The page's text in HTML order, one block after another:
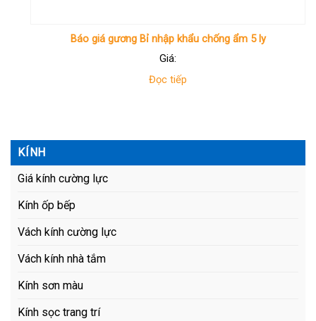
Báo giá gương Bỉ nhập khẩu chống ẩm 5 ly
Giá:
Đọc tiếp
KÍNH
Giá kính cường lực
Kính ốp bếp
Vách kính cường lực
Vách kính nhà tắm
Kính sơn màu
Kính sọc trang trí